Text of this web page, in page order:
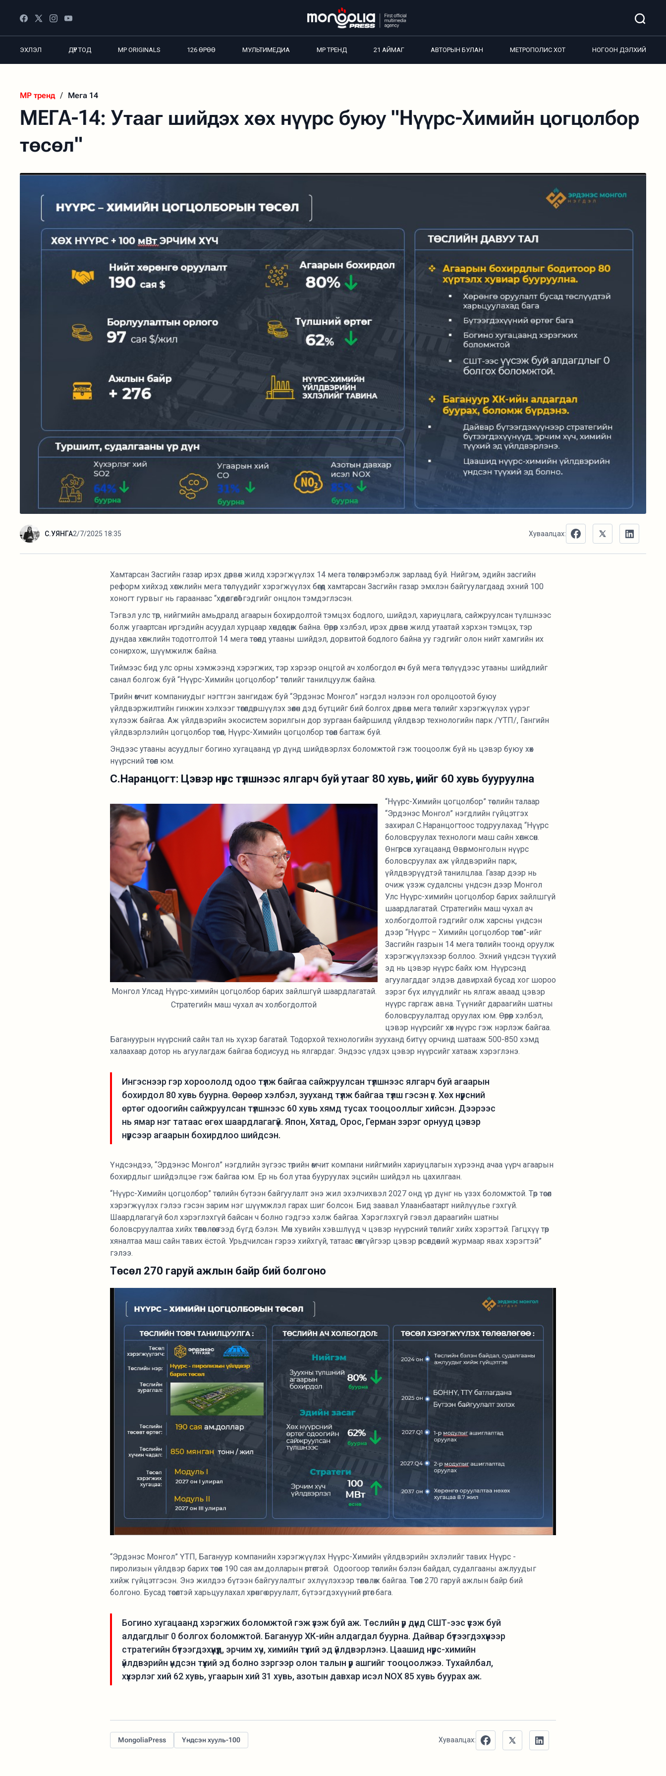
ЭХЛЭЛ ДҮР ТОД MP ORIGINALS 126 ӨРӨӨ МУЛЬТИМЕДИА MP ТРЕНД 21 АЙМАГ АВТОРЫН БУЛАН МЕТРОПОЛИС ХОТ НОГООН ДЭЛХИЙ
MP тренд / Мега 14
МЕГА-14: Утааг шийдэх хөх нүүрс буюу "Нүүрс-Химийн цогцолбор
төсөл"
С.УЯНГА2/7/2025 18:35 Хуваалцах:
Хамтарсан Засгийн газар ирэх дөрвөн жилд хэрэгжүүлэх 14 мега төслөө эрэмбэлж зарлаад буй. Нийгэм, эдийн засгийн
реформ хийхэд хөгжлийн мега төслүүдийг хэрэгжүүлэх бөгөөд хамтарсан Засгийн газар эмхлэн байгуулагдаад эхний 100
хоногт гурвыг нь гараанаас “хөдөлгөлөө” гэдгийг онцлон тэмдэглэсэн.
Тэгвэл улс төр, нийгмийн амьдралд агаарын бохирдолтой тэмцэх бодлого, шийдэл, хариуцлага, сайжруулсан түлшнээс
болж угаартсан иргэдийн асуудал хурцаар хөндөгдөж байна. Өөрөөр хэлбэл, ирэх дөрвөн жилд утаатай хэрхэн тэмцэх, тэр
дундаа хөгжлийн тодотголтой 14 мега төсөлд утааны шийдэл, дорвитой бодлого байна уу гэдгийг олон нийт хамгийн их
сонирхож, шүүмжилж байна.
Тиймээс бид улс орны хэмжээнд хэрэгжих, тэр хэрээр онцгой ач холбогдол өгч буй мега төслүүдээс утааны шийдлийг
санал болгож буй “Нүүрс-Химийн цогцолбор” төслийг танилцуулж байна.
Төрийн өмчит компаниудыг нэгтгэн зангидаж буй “Эрдэнэс Монгол” нэгдэл нэлээн гол оролцоотой буюу
үйлдвэржилтийн гинжин хэлхээг төгөлдөршүүлэх зөөлөн дэд бүтцийг бий болгох дөрвөн мега төслийг хэрэгжүүлэх үүрэг
хүлээж байгаа. Аж үйлдвэрийн экосистем зорилгын дор зургаан байршилд үйлдвэр технологийн парк /ҮТП/, Гангийн
үйлдвэрлэлийн цогцолбор төсөл, Нүүрс-Химийн цогцолбор төсөл багтаж буй.
Эндээс утааны асуудлыг богино хугацаанд үр дүнд шийдвэрлэх боломжтой гэж тооцоолж буй нь цэвэр буюу хөх
нүүрсний төсөл юм.
С.Наранцогт: Цэвэр нүүрс түлшнээс ялгарч буй утааг 80 хувь, үнийг 60 хувь бууруулна
Монгол Улсад Нүүрс-химийн цогцолбор барих зайлшгүй шаардлагатай.
Стратегийн маш чухал ач холбогдолтой
“Нүүрс-Химийн цогцолбор” төслийн талаар
“Эрдэнэс Монгол” нэгдлийн гүйцэтгэх
захирал С.Наранцогтоос тодруулахад “Нүүрс
боловсруулах технологи маш сайн хөгжсөн.
Өнгөрсөн хугацаанд Өвөрмонголын нүүрс
боловсруулах аж үйлдвэрийн парк,
үйлдвэрүүдтэй танилцлаа. Газар дээр нь
очиж үзэж судалсны үндсэн дээр Монгол
Улс Нүүрс-химийн цогцолбор барих зайлшгүй
шаардлагатай. Стратегийн маш чухал ач
холбогдолтой гэдгийг олж харсны үндсэн
дээр “Нүүрс – Химийн цогцолбор төсөл”-ийг
Засгийн газрын 14 мега төслийн тоонд оруулж
хэрэгжүүлэхээр боллоо. Эхний үндсэн түүхий
эд нь цэвэр нүүрс байх юм. Нүүрсэнд
агуулагддаг элдэв давирхай бусад хог шороо
зэрэг бүх илүүдлийг нь ялгаж аваад цэвэр
нүүрс гаргаж авна. Түүнийг дараагийн шатны
боловсруулалтад оруулах юм. Өөрөөр хэлбэл,
цэвэр нүүрсийг хөх нүүрс гэж нэрлэж байгаа.
Багануурын нүүрсний сайн тал нь хүхэр багатай. Тодорхой технологийн зууханд битүү орчинд шатааж 500-850 хэмд
халаахаар дотор нь агуулагдаж байгаа бодисууд нь ялгардаг. Эндээс үлдэх цэвэр нүүрсийг хатааж хэрэглэнэ.
Ингэснээр гэр хороололд одоо түлж байгаа сайжруулсан түлшнээс ялгарч буй агаарын
бохирдол 80 хувь буурна. Өөрөөр хэлбэл, зууханд түлж байгаа түлш гэсэн үг. Хөх нүүрсний
өртөг одоогийн сайжруулсан түлшнээс 60 хувь хямд тусах тооцооллыг хийсэн. Дээрээс
нь ямар нэг татаас өгөх шаардлагагүй. Япон, Хятад, Орос, Герман зэрэг орнууд цэвэр
нүүрсээр агаарын бохирдлоо шийдсэн.
Үндсэндээ, “Эрдэнэс Монгол” нэгдлийн зүгээс төрийн өмчит компани нийгмийн хариуцлагын хүрээнд ачаа үүрч агаарын
бохирдлыг шийдэлцэе гэж байгаа юм. Ер нь бол утаа бууруулах эцсийн шийдэл нь цахилгаан.
“Нүүрс-Химийн цогцолбор” төслийн бүтээн байгуулалт энэ жил эхэлчихвэл 2027 онд үр дүнг нь үзэх боломжтой. Төр төсөл
хэрэгжүүлэх гэлээ гэсэн зарим нэг шүүмжлэл гарах шиг болсон. Бид заавал Улаанбаатарт нийлүүлье гэхгүй.
Шаардлагагүй бол хэрэглэхгүй байсан ч болно гэдгээ хэлж байгаа. Хэрэглэхгүй гэвэл дараагийн шатны
боловсруулалтаа хийх төлөвлөгөө гээд бүгд бэлэн. Мөн хувийн хэвшлүүд ч цэвэр нүүрсний төслийг хийх хэрэгтэй. Гагцхүү төр
хяналтаа маш сайн тавих ёстой. Урьдчилсан гэрээ хийхгүй, татаас өгөхгүйгээр цэвэр өрсөлдөөний журмаар явах хэрэгтэй”
гэлээ.
Төсөл 270 гаруй ажлын байр бий болгоно
“Эрдэнэс Монгол” ҮТП, Багануур компанийн хэрэгжүүлэх Нүүрс-Химийн үйлдвэрийн эхлэлийг тавих Нүүрс -
пиролизын үйлдвэр барих төсөл 190 сая ам.долларын өртөгтэй. Одоогоор төслийн бэлэн байдал, судалгааны ажлуудыг
хийж гүйцэтгэсэн. Энэ жилдээ бүтээн байгуулалтыг эхлүүлэхээр төлөвлөж байгаа. Төсөл 270 гаруй ажлын байр бий
болгоно. Бусад төсөлтэй харьцуулахал хөрөнгө оруулалт, бүтээгдэхүүний өртөг бага.
Богино хугацаанд хэрэгжих боломжтой гэж үзэж буй аж. Төслийн үр дүнд СШТ-ээс үүсэж буй
алдагдлыг 0 болгох боломжтой. Багануур ХК-ийн алдагдал буурна. Дайвар бүтээгдэхүүнээр
стратегийн бүтээгдэхүүнүүд, эрчим хүч, химийн түүхий эд үйлдвэрлэнэ. Цаашид нүүрс-химийн
үйлдвэрийн үндсэн түүхий эд болно зэргээр олон талын үр ашгийг тооцоолжээ. Тухайлбал,
хүхэрлэг хий 62 хувь, угаарын хий 31 хувь, азотын давхар исэл NOX 85 хувь буурах аж.
MongoliaPress Үндсэн хууль-100 Хуваалцах: